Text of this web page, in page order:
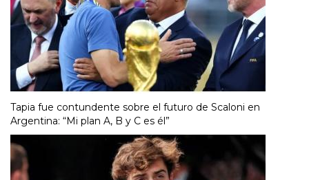
Tapia fue contundente sobre el futuro de Scaloni en
Argentina: “Mi plan A, B y C es él”